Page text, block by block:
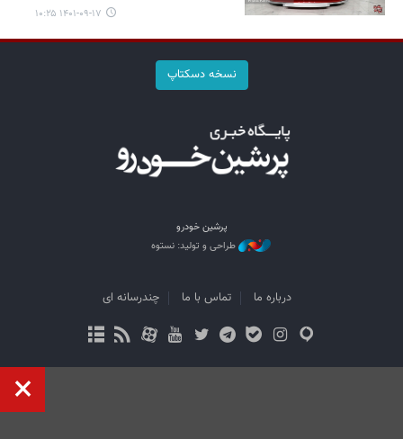
۱۴۰۱-۰۹-۱۷ ۱۰:۲۵
نسخه دسکتاپ
پرشین خودرو
طراحی و تولید: نستوه
درباره ما تماس با ما چندرسانه ای